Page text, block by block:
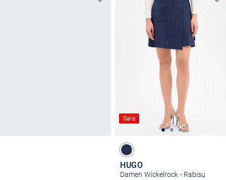
Sale
HUGO
Damen Wickelrock - Rabisu